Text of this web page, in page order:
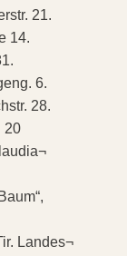
21.
14.
6.
28.
20
Landes¬